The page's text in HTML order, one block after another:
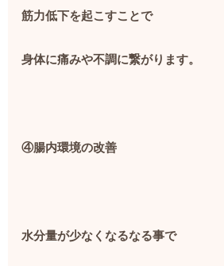
筋力低下を起こすことで
身体に痛みや不調に繋がります。
④腸内環境の改善
水分量が少なくなるなる事で